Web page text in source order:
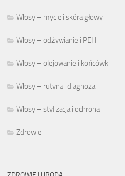
Włosy – mycie i skóra głowy
Włosy – odżywianie i PEH
Włosy – olejowanie i końcówki
Włosy – rutyna i diagnoza
Włosy – stylizacja i ochrona
Zdrowie